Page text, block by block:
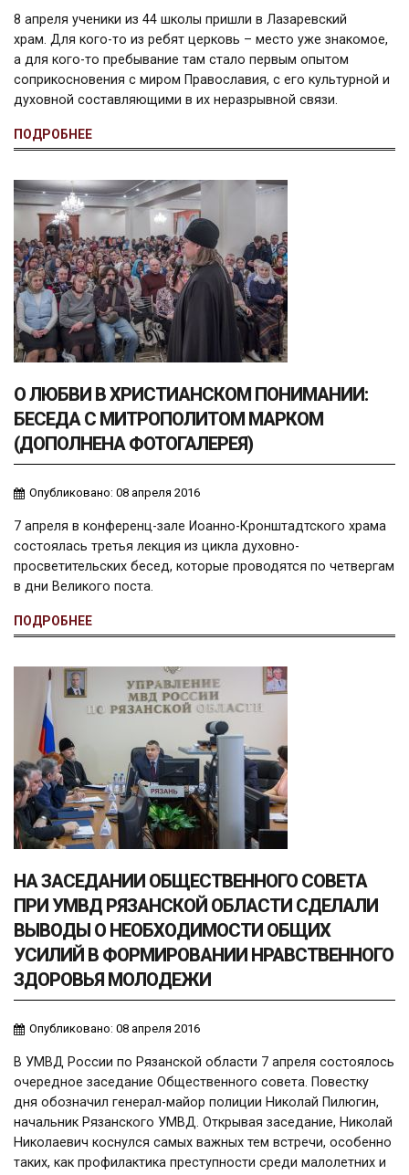
8 апреля ученики из 44 школы пришли в Лазаревский
храм. Для кого-то из ребят церковь – место уже знакомое,
а для кого-то пребывание там стало первым опытом
соприкосновения с миром Православия, с его культурной и
духовной составляющими в их неразрывной связи.
ПОДРОБНЕЕ
О ЛЮБВИ В ХРИСТИАНСКОМ ПОНИМАНИИ:
БЕСЕДА С МИТРОПОЛИТОМ МАРКОМ
(ДОПОЛНЕНА ФОТОГАЛЕРЕЯ)
Опубликовано: 08 апреля 2016
7 апреля в конференц-зале Иоанно-Кронштадтского храма
состоялась третья лекция из цикла духовно-
просветительских бесед, которые проводятся по четвергам
в дни Великого поста.
ПОДРОБНЕЕ
НА ЗАСЕДАНИИ ОБЩЕСТВЕННОГО СОВЕТА
ПРИ УМВД РЯЗАНСКОЙ ОБЛАСТИ СДЕЛАЛИ
ВЫВОДЫ О НЕОБХОДИМОСТИ ОБЩИХ
УСИЛИЙ В ФОРМИРОВАНИИ НРАВСТВЕННОГО
ЗДОРОВЬЯ МОЛОДЕЖИ
Опубликовано: 08 апреля 2016
В УМВД России по Рязанской области 7 апреля состоялось
очередное заседание Общественного совета. Повестку
дня обозначил генерал-майор полиции Николай Пилюгин,
начальник Рязанского УМВД. Открывая заседание, Николай
Николаевич коснулся самых важных тем встречи, особенно
таких, как профилактика преступности среди малолетних и